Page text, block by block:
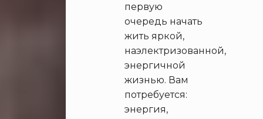
первую
очередь начать
жить яркой,
наэлектризованной,
энергичной
жизнью. Вам
потребуется:
энергия,